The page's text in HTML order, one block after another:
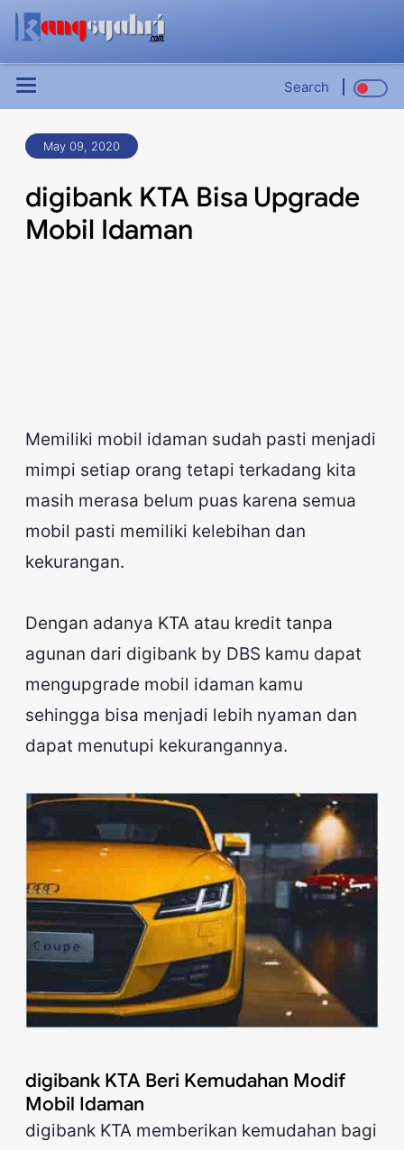
Search
May 09, 2020
digibank KTA Bisa Upgrade
Mobil Idaman
Memiliki mobil idaman sudah pasti menjadi
mimpi setiap orang tetapi terkadang kita
masih merasa belum puas karena semua
mobil pasti memiliki kelebihan dan
kekurangan.
Dengan adanya KTA atau kredit tanpa
agunan dari digibank by DBS kamu dapat
mengupgrade mobil idaman kamu
sehingga bisa menjadi lebih nyaman dan
dapat menutupi kekurangannya.
digibank KTA Beri Kemudahan Modif
Mobil Idaman
digibank KTA memberikan kemudahan bagi